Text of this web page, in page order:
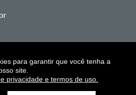
para garantir que você tenha a
site.
privacidade e termos de uso.